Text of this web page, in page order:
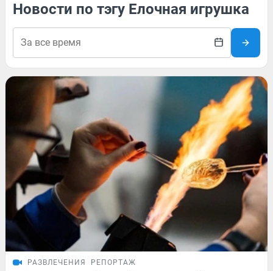
Новости по тэгу Елочная игрушка
РАЗВЛЕЧЕНИЯ РЕПОРТАЖ